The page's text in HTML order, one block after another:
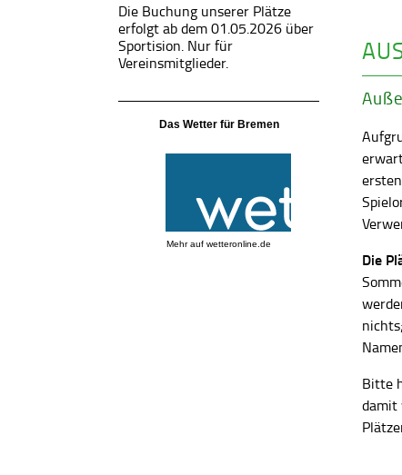
Die Buchung unserer Plätze
erfolgt ab dem 01.05.2026 über
Sportision. Nur für
Vereinsmitglieder.
Das Wetter für Bremen
Mehr auf wetteronline.de
Die
Bitte
damit